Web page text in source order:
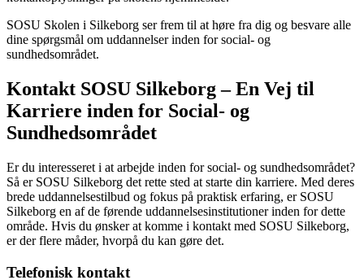
SOSU Skolen i Silkeborg ser frem til at høre fra dig og besvare alle
dine spørgsmål om uddannelser inden for social- og
sundhedsområdet.
Kontakt SOSU Silkeborg – En Vej til
Karriere inden for Social- og
Sundhedsområdet
Er du interesseret i at arbejde inden for social- og sundhedsområdet?
Så er SOSU Silkeborg det rette sted at starte din karriere. Med deres
brede uddannelsestilbud og fokus på praktisk erfaring, er SOSU
Silkeborg en af de førende uddannelsesinstitutioner inden for dette
område. Hvis du ønsker at komme i kontakt med SOSU Silkeborg,
er der flere måder, hvorpå du kan gøre det.
Telefonisk kontakt